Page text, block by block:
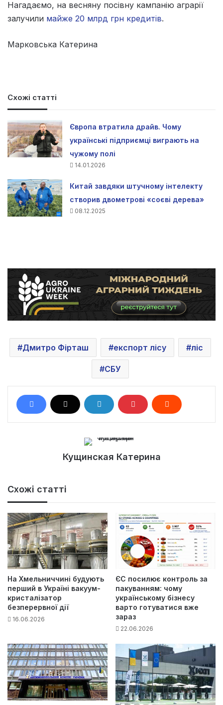
Нагадаємо, на весняну посівну кампанію аграрії
залучили майже 20 млрд грн кредитів.
Марковська Катерина
Схожі статті
Європа втратила драйв. Чому
українські підприємці виграють на
чужому полі
14.01.2026
Китай завдяки штучному інтелекту
створив двометрові «соєві дерева»
08.12.2025
Дмитро Фірташ експорт лісу ліс
СБУ
Кущинская Катерина
Схожі статті
На Хмельниччині будують
перший в Україні вакуум-
кристалізатор
безперервної дії
16.06.2026
ЄС посилює контроль за
пакуванням: чому
українському бізнесу
варто готуватися вже
зараз
22.06.2026